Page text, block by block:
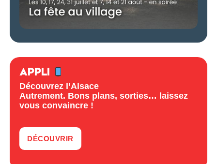
APPLI
Découvrez l’Alsace
Autrement. Bons plans, sorties… laissez
vous convaincre !
DÉCOUVRIR